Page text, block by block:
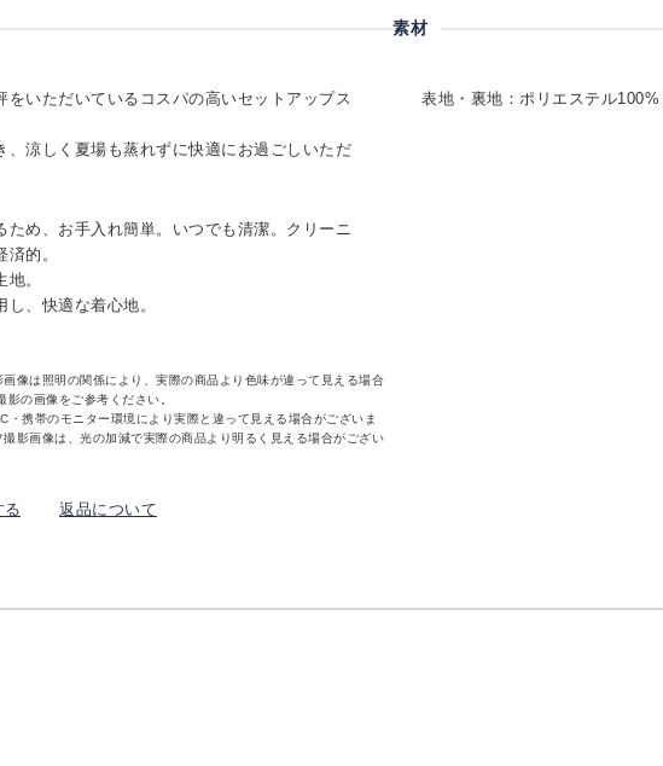
をいただいているコスパの高いセットアップス
、涼しく夏場も蒸れずに快適にお過ごしいただ
ため、お手入れ簡単。いつでも清潔。クリーニ
的。
。
し、快適な着心地。
像は照明の関係により、実際の商品より色味が違って見える場合
の画像をご参考ください。
携帯のモニター環境により実際と違って見える場合がございま
影画像は、光の加減で実際の商品より明るく見える場合がござい
る 返品について
素材
表地・裏地：ポリエステル100%